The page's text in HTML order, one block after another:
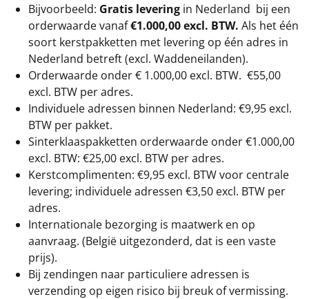
Bijvoorbeeld: Gratis levering in Nederland bij een
orderwaarde vanaf€1.000,00 excl. BTW. Als het één
soort kerstpakketten met levering op één adres in
Nederland betreft (excl. Waddeneilanden).
Orderwaarde onder € 1.000,00 excl. BTW. €55,00
excl. BTW per adres.
Individuele adressen binnen Nederland: €9,95 excl.
BTW per pakket.
Sinterklaaspakketten orderwaarde onder €1.000,00
excl. BTW: €25,00 excl. BTW per adres.
Kerstcomplimenten: €9,95 excl. BTW voor centrale
levering; individuele adressen €3,50 excl. BTW per
adres.
Internationale bezorging is maatwerk en op
aanvraag. (België uitgezonderd, dat is een vaste
prijs).
Bij zendingen naar particuliere adressen is
verzending op eigen risico bij breuk of vermissing.